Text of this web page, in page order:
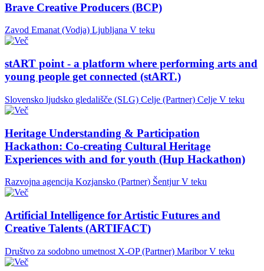
Brave Creative Producers (BCP)
Zavod Emanat (Vodja) Ljubljana V teku
stART point - a platform where performing arts and
young people get connected (stART.)
Slovensko ljudsko gledališče (SLG) Celje (Partner) Celje V teku
Heritage Understanding & Participation
Hackathon: Co-creating Cultural Heritage
Experiences with and for youth (Hup Hackathon)
Razvojna agencija Kozjansko (Partner) Šentjur V teku
Artificial Intelligence for Artistic Futures and
Creative Talents (ARTIFACT)
Društvo za sodobno umetnost X-OP (Partner) Maribor V teku